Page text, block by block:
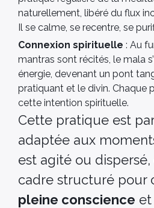
naturellement, libéré du flux
Il se calme, se recentre, se
Connexion spirituelle : Au
mantras sont récités, le mala
énergie, devenant un pont
pratiquant et le divin. Chaque
cette intention spirituelle.
Cette pratique est
adaptée aux
est agité ou
cadre structuré pour
pleine conscience et